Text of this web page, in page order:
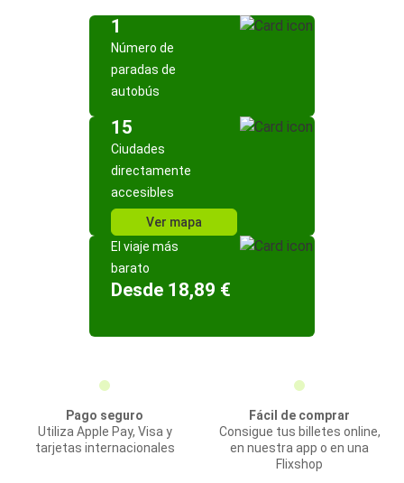
1
Número de
paradas de
autobús
15
Ciudades
directamente
accesibles
Ver mapa
El viaje más
barato
Desde 18,89 €
Pago seguro
Utiliza Apple Pay, Visa y
tarjetas internacionales
Fácil de comprar
Consigue tus billetes online,
en nuestra app o en una
Flixshop